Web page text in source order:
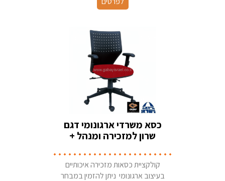
כסא משרדי ארגונומי דגם
שרון למזכירה ומנהל +
קולקציית כסאות מזכירה איכותיים
בעיצוב ארגונומי ניתן להזמין במבחר